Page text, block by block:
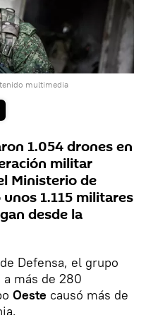
multimedia
1.054 drones en
militar
Ministerio de
1.115 militares
desde la
Defensa, el grupo
a más de 280
Oeste causó más de